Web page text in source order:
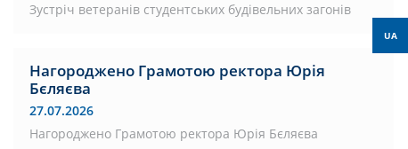
Зустріч ветеранів студентських будівельних загонів
Нагороджено Грамотою ректора Юрія
Бєляєва
27.07.2026
Нагороджено Грамотою ректора Юрія Бєляєва
UA